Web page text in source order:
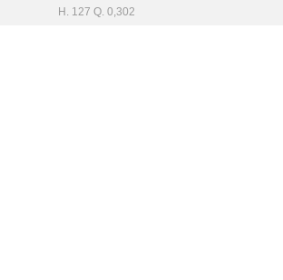
H. 127 Q. 0,302